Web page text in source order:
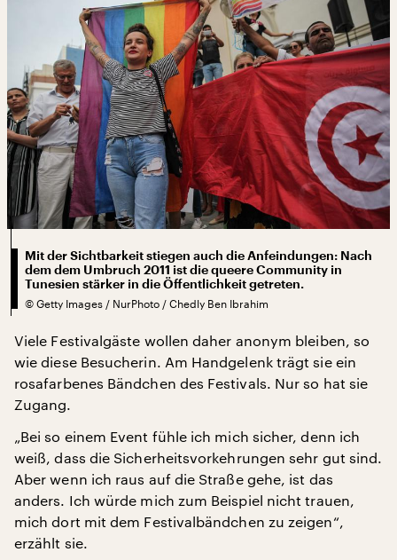
Mit der Sichtbarkeit stiegen auch die Anfeindungen: Nach
dem dem Umbruch 2011 ist die queere Community in
Tunesien stärker in die Öffentlichkeit getreten.
© Getty Images / NurPhoto / Chedly Ben Ibrahim
Viele Festivalgäste wollen daher anonym bleiben, so
wie diese Besucherin. Am Handgelenk trägt sie ein
rosafarbenes Bändchen des Festivals. Nur so hat sie
Zugang.
„Bei so einem Event fühle ich mich sicher, denn ich
weiß, dass die Sicherheitsvorkehrungen sehr gut sind.
Aber wenn ich raus auf die Straße gehe, ist das
anders. Ich würde mich zum Beispiel nicht trauen,
mich dort mit dem Festivalbändchen zu zeigen“,
erzählt sie.